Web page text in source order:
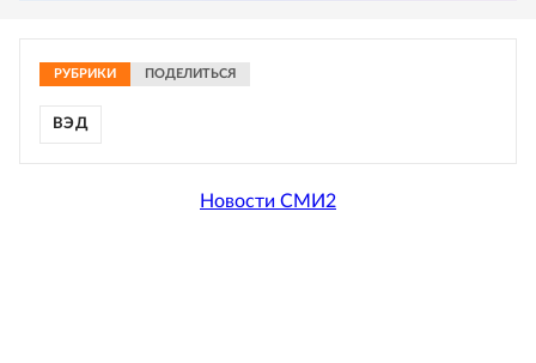
РУБРИКИ ПОДЕЛИТЬСЯ
ВЭД
Новости СМИ2